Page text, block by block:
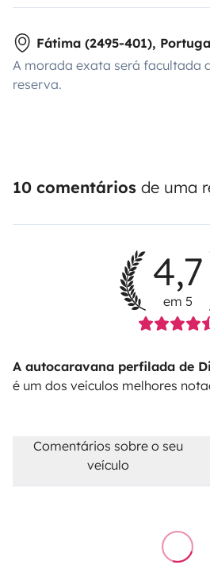
Fátima (2495-401),
A morada exata será facultada
reserva.
10 comentários de uma
4,7
em 5
A autocaravana perfilada de
é um dos veículos melhores
Comentários sobre o seu
veículo